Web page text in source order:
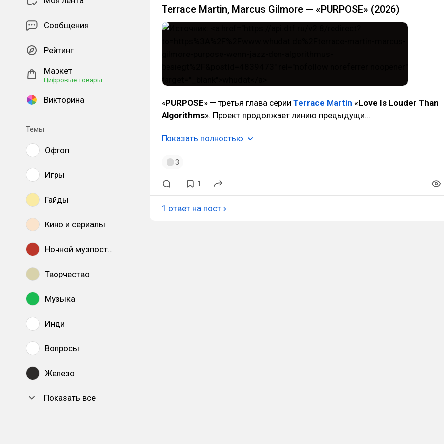
Сообщения
Рейтинг
Маркет
Цифровые товары
Викторина
Темы
Офтоп
Игры
Гайды
Кино и сериалы
Ночной музпостинг
Творчество
Музыка
Инди
Вопросы
Железо
Показать все
Terrace Martin, Marcus Gilmore — «PURPOSE» (2026)
«PURPOSE» — третья глава серии Terrace Martin «Love Is Louder Than
Algorithms». Проект продолжает линию предыдущи…
Показать полностью
3
1
1 ответ на пост